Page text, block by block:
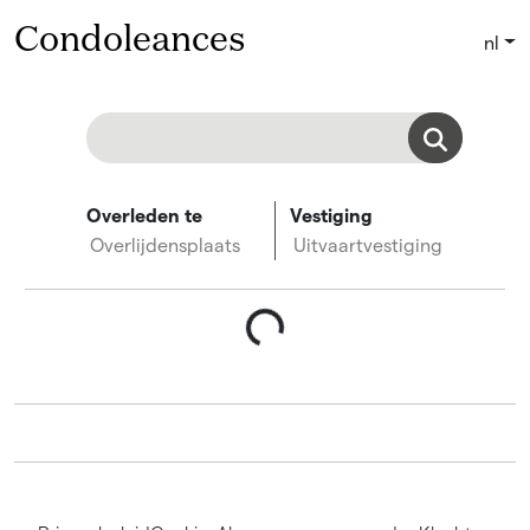
Condoleances nl
Overleden te
Overlijdensplaats
Vestiging
Uitvaartvestiging